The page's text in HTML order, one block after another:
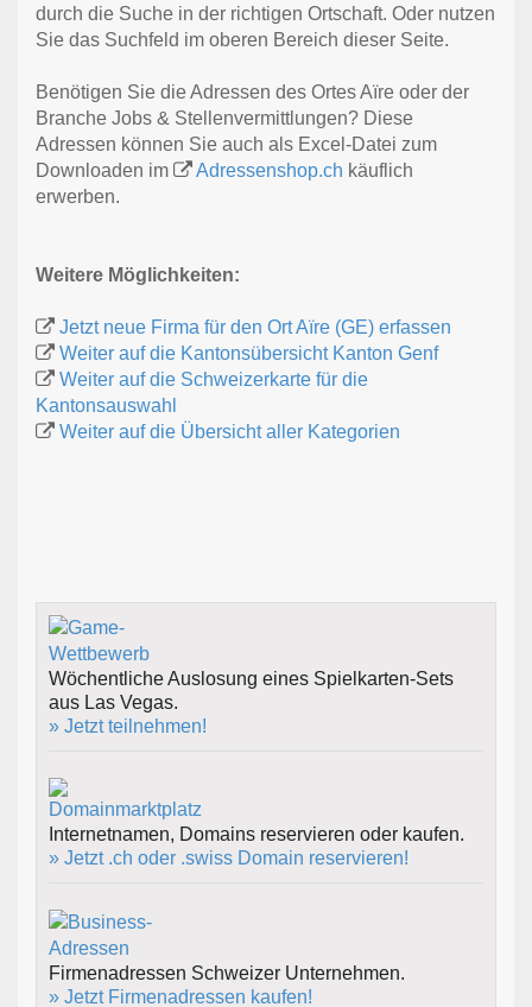
durch die Suche in der richtigen Ortschaft. Oder nutzen
Sie das Suchfeld im oberen Bereich dieser Seite.
Benötigen Sie die Adressen des Ortes Aïre oder der
Branche Jobs & Stellenvermittlungen? Diese
Adressen können Sie auch als Excel-Datei zum
Downloaden im
Adressenshop.ch käuflich
erwerben.
Weitere Möglichkeiten:
Jetzt neue Firma für den Ort Aïre (GE) erfassen
Weiter auf die Kantonsübersicht Kanton Genf
Weiter auf die Schweizerkarte für die
Kantonsauswahl
Weiter auf die Übersicht aller Kategorien
Wöchentliche Auslosung eines Spielkarten-Sets
aus Las Vegas.
» Jetzt teilnehmen!
Internetnamen, Domains reservieren oder kaufen.
» Jetzt .ch oder .swiss Domain reservieren!
Firmenadressen Schweizer Unternehmen.
» Jetzt Firmenadressen kaufen!